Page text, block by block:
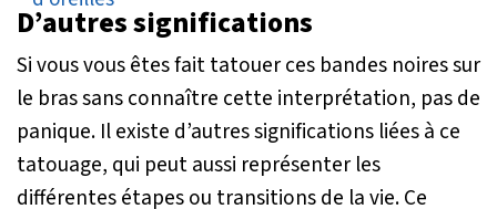
D’autres significations
Si vous vous êtes fait tatouer ces bandes noires sur
le bras sans connaître cette interprétation, pas de
panique. Il existe d’autres significations liées à ce
tatouage, qui peut aussi représenter les
différentes étapes ou transitions de la vie. Ce